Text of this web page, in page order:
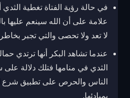
في حالة رؤية الفتاة تغطية الثدي
علامة على أن الله سينعم عليها
لا تعد ولا تحصى والتي تجبر
عندما تشاهد البكر أنها ترتدي
الثدي في منامها فتلك دلالة على
الناس والحرص على تطبيق شرع
بمبادئها.